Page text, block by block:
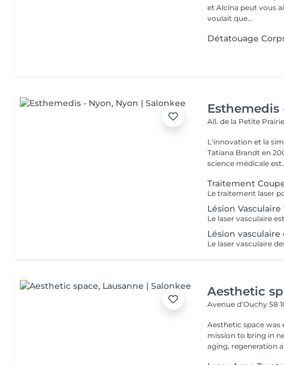
et Alcina peut vous aider ! Lorsqu'Alcina a ouvert son
voulait que...
Détatouage
Esthemedis
All. de la Petite
L'innovation et la
Tatiana Brandt en
science médicale
Traitement
Lésion Vasculaire
Lésion
Aesthetic
Avenue d'Ouchy 58
Aesthetic space was
mission to bring in
aging, regeneration